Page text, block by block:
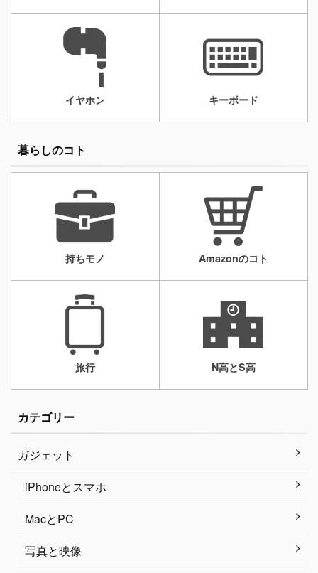
イヤホン キーボード
暮らしのコト
持ちモノ Amazonのコト
旅行 N高とS高
カテゴリー
ガジェット
iPhoneとスマホ
MacとPC
写真と映像